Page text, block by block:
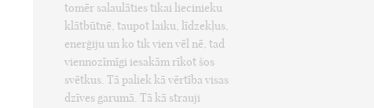
tomēr salaulāties tikai liecinieku
klātbūtnē, taupot laiku, līdzekļus,
enerģiju un ko tik vien vēl nē, tad
viennozīmīgi iesakām rīkot šos
svētkus. Tā paliek kā vērtība visas
dzīves garumā. Tā kā strauji